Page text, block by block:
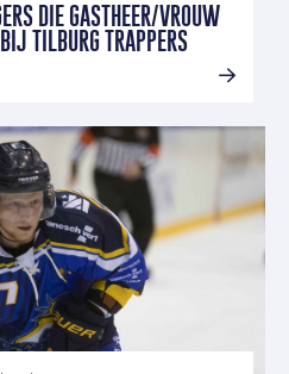
DIE GASTHEER/VROUW
TILBURG TRAPPERS